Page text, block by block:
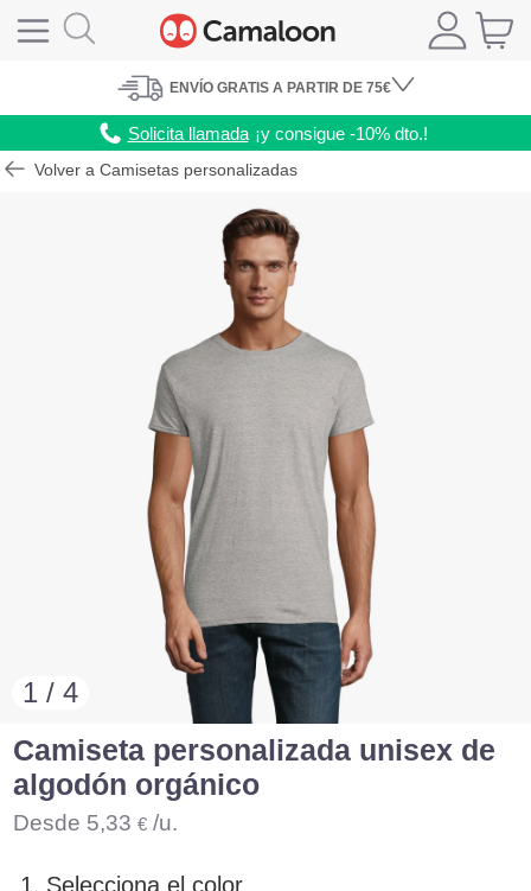
ENVÍO GRATIS A PARTIR DE 75€
Solicita llamada ¡y consigue -10% dto.!
Volver a Camisetas personalizadas
1 / 4
Camiseta personalizada unisex de
algodón orgánico
Desde 5,33 € /u.
1. Selecciona el color